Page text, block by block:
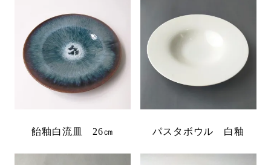
飴釉白流皿 26㎝ パスタボウル 白釉